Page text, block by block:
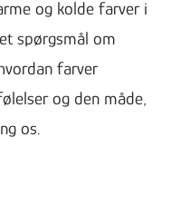
og kolde farver i
spørgsmål om
farver
og den måde,
os.